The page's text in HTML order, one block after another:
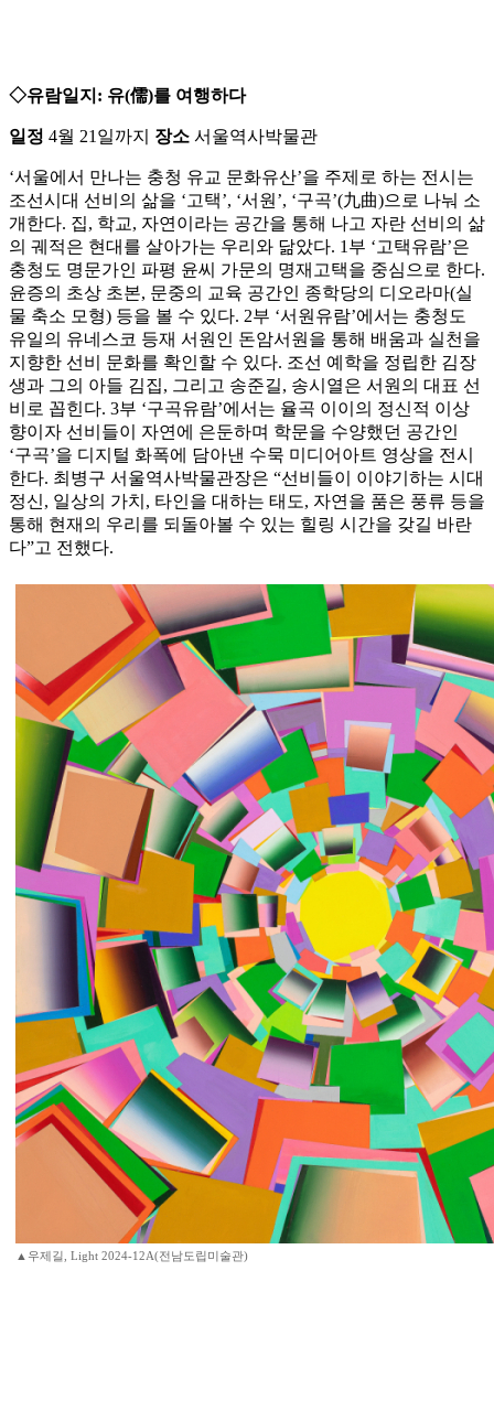
◇유람일지: 유(儒)를 여행하다
일정 4월 21일까지 장소 서울역사박물관
‘서울에서 만나는 충청 유교 문화유산’을 주제로 하는 전시는
조선시대 선비의 삶을 ‘고택’, ‘서원’, ‘구곡’(九曲)으로 나눠 소
개한다. 집, 학교, 자연이라는 공간을 통해 나고 자란 선비의 삶
의 궤적은 현대를 살아가는 우리와 닮았다. 1부 ‘고택유람’은
충청도 명문가인 파평 윤씨 가문의 명재고택을 중심으로 한다.
윤증의 초상 초본, 문중의 교육 공간인 종학당의 디오라마(실
물 축소 모형) 등을 볼 수 있다. 2부 ‘서원유람’에서는 충청도
유일의 유네스코 등재 서원인 돈암서원을 통해 배움과 실천을
지향한 선비 문화를 확인할 수 있다. 조선 예학을 정립한 김장
생과 그의 아들 김집, 그리고 송준길, 송시열은 서원의 대표 선
비로 꼽힌다. 3부 ‘구곡유람’에서는 율곡 이이의 정신적 이상
향이자 선비들이 자연에 은둔하며 학문을 수양했던 공간인
‘구곡’을 디지털 화폭에 담아낸 수묵 미디어아트 영상을 전시
한다. 최병구 서울역사박물관장은 “선비들이 이야기하는 시대
정신, 일상의 가치, 타인을 대하는 태도, 자연을 품은 풍류 등을
통해 현재의 우리를 되돌아볼 수 있는 힐링 시간을 갖길 바란
다”고 전했다.
▲우제길, Light 2024-12A(전남도립미술관)